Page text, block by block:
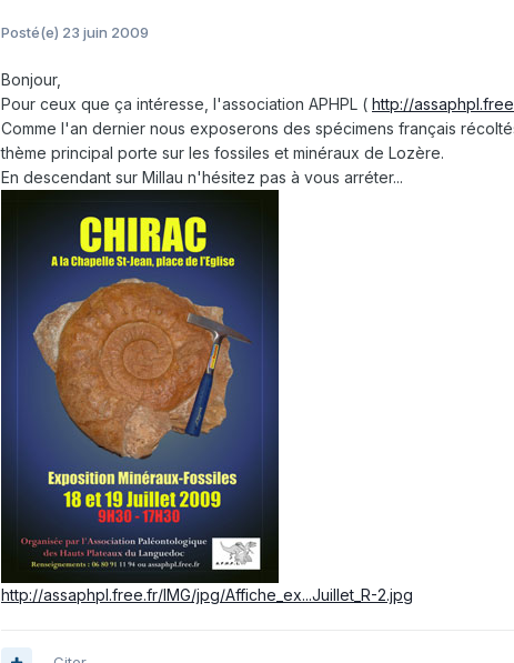
Posté(e) 23 juin 2009
Bonjour,
Pour ceux que ça intéresse, l'association APHPL ( http://
Comme l'an dernier nous exposerons des spécimens français
thème principal porte sur les fossiles et minéraux de Lozère.
En descendant sur Millau n'hésitez pas à vous arréter...
http://assaphpl.free.fr/IMG/jpg/Affiche_ex...Juillet_R-2.jpg